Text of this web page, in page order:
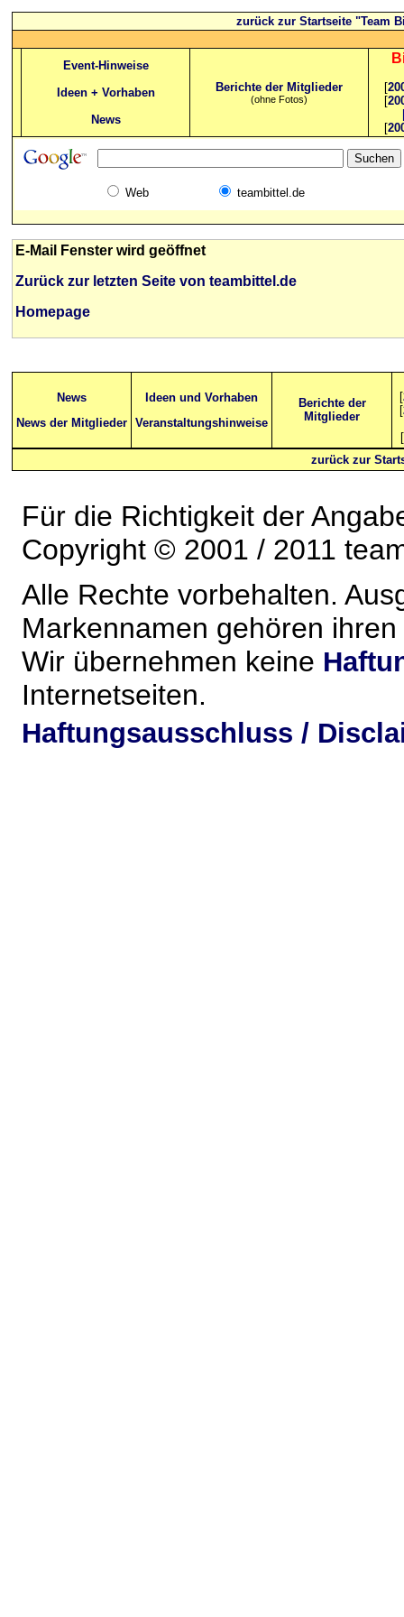
zurück zur Startseite "Team
Event-Hinweise
Ideen + Vorhaben
News
Berichte der Mitglieder
(ohne Fotos)
[
[
[
Web teambittel.de
E-Mail Fenster wird geöffnet
Zurück zur letzten Seite von teambittel.de
Homepage
News
News der Mitglieder
Ideen und Vorhaben
Veranstaltungshinweise
Berichte der
Mitglieder
[
[
[
zurück zur
Für die Richtigkeit der
Copyright © 2001 / 2011
Alle Rechte vorbehalten.
Markennamen gehören
Wir übernehmen keine
Internetseiten.
Haftungsausschluss /